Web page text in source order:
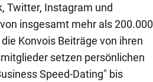
Twitter, Instagram und
insgesamt mehr als 200.000
Konvois Beiträge von ihren
setzen persönlichen
Speed-Dating" bis